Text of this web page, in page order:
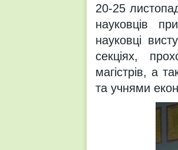
20-25
науковців
науковці
секціях,
магістрів, а
та учнями